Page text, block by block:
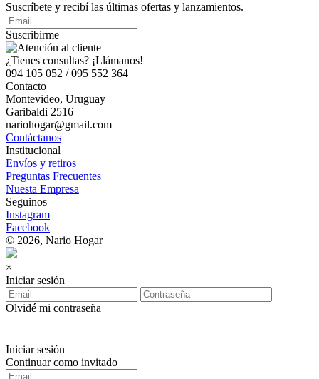
Suscríbete y recibí las últimas ofertas y lanzamientos.
Suscribirme
¿Tienes consultas? ¡Llámanos!
094 105 052 / 095 552 364
Contacto
Montevideo, Uruguay
Garibaldi 2516
nariohogar@gmail.com
Contáctanos
Institucional
Envíos y retiros
Preguntas Frecuentes
Nuesta Empresa
Seguinos
Instagram
Facebook
© 2026, Nario Hogar
×
Iniciar sesión
Olvidé mi contraseña
Iniciar sesión
Continuar como invitado